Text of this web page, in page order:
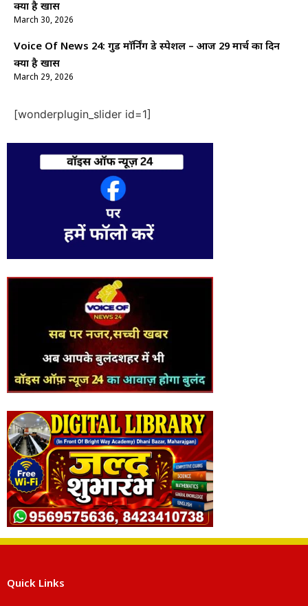
क्यों है खास
March 30, 2026
Voice Of News 24: गुड माॅर्निंग डे स्पेशल – आज 29 मार्च का दिन
क्यों है खास
March 29, 2026
[wonderplugin_slider id=1]
Quick Links